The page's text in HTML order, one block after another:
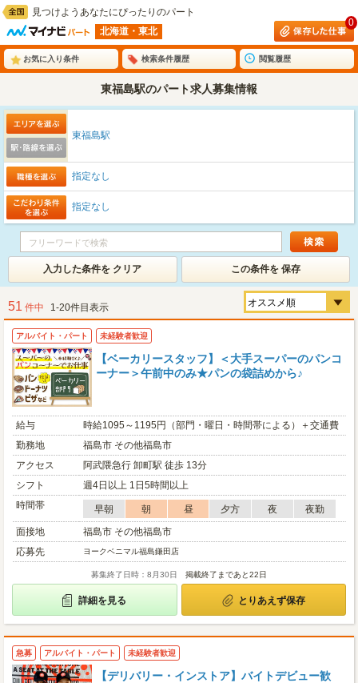
見つけようあなたにぴったりのパート
北海道・東北
0
お気に入り条件 検索条件履歴 閲覧履歴
東福島駅のパート求人募集情報
東福島駅
指定なし
指定なし
入力した条件を クリア この条件を 保存
51 件中 1-20件目表示
アルバイト・パート 未経験者歓迎
【ベーカリースタッフ】＜大手スーパーのパンコ
ーナー＞午前中のみ★パンの袋詰めから♪
給与
時給1095～1195円（部門・曜日・時間帯による）＋交通費
勤務地
福島市 その他福島市
アクセス
阿武隈急行 卸町駅 徒歩 13分
シフト
週4日以上 1日5時間以上
時間帯
早朝 朝 昼 夕方 夜
夜勤
面接地
福島市 その他福島市
応募先
ヨークベニマル福島鎌田店
募集終了日時：8月30日 掲載終了まであと22日
詳細を見る とりあえず保存
急募 アルバイト・パート 未経験者歓迎
【デリバリー・インストア】バイトデビュー歓